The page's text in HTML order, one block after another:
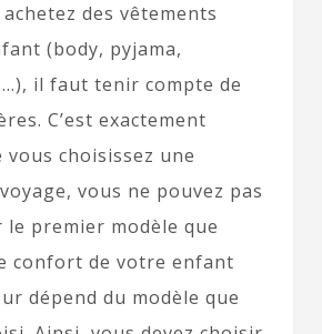
des vêtements
(body, pyjama,
il faut tenir compte de
C’est exactement
choisissez une
vous ne pouvez pas
premier modèle que
confort de votre enfant
dépend du modèle que